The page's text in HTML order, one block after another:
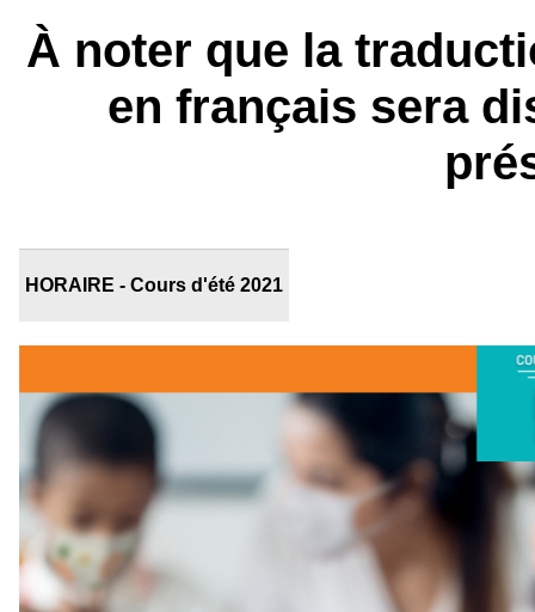
À noter que la
en français sera
HORAIRE - Cours d'été 2021